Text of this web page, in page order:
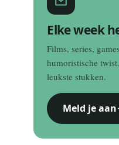
Elke week
Films, series,
humoristische
leukste stukken.
Meld je aan